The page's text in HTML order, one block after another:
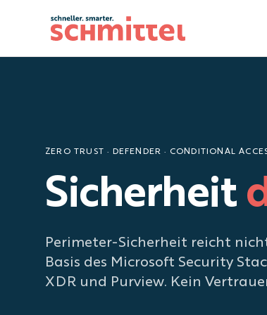
ZERO TRUST · DEFENDER · CONDITIONAL
Sicherheit
Perimeter-Sicherheit reicht
Basis des Microsoft Security
XDR und Purview. Kein